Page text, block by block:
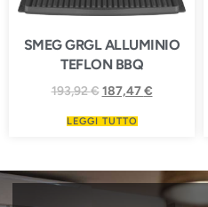
SMEG GRGL ALLUMINIO
TEFLON BBQ
193,92€ 187,47€
LEGGI TUTTO